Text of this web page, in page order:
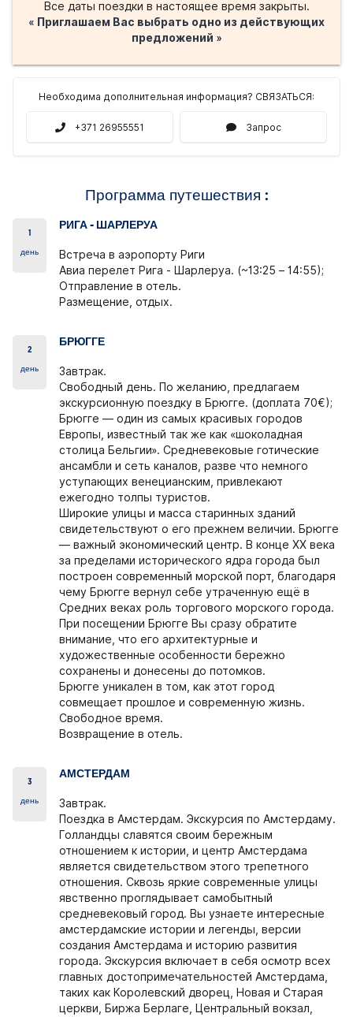
Все даты поездки в настоящее время закрыты.
« Приглашаем Вас выбрать одно из действующих
предложений »
Необходима дополнительная информация? СВЯЗАТЬСЯ:
+371 26955551 Запрос
Программа путешествия :
1
день
РИГА - ШАРЛЕРУА
Встреча в аэропорту Риги
Авиа перелет Рига - Шарлеруа. (~13:25 – 14:55);
Отправление в отель.
Размещение, отдых.
2
день
БРЮГГЕ
Завтрак.
Свободный день. По желанию, предлагаем
экскурсионную поездку в Брюгге. (доплата 70€);
Брюгге — один из самых красивых городов
Европы, известный так же как «шоколадная
столица Бельгии». Средневековые готические
ансамбли и сеть каналов, разве что немного
уступающих венецианским, привлекают
ежегодно толпы туристов.
Широкие улицы и масса старинных зданий
свидетельствуют о его прежнем величии. Брюгге
— важный экономический центр. В конце XX века
за пределами исторического ядра города был
построен современный морской порт, благодаря
чему Брюгге вернул себе утраченную ещё в
Средних веках роль торгового морского города.
При посещении Брюгге Вы сразу обратите
внимание, что его архитектурные и
художественные особенности бережно
сохранены и донесены до потомков.
Брюгге уникален в том, как этот город
совмещает прошлое и современную жизнь.
Свободное время.
Возвращение в отель.
3
день
АМСТЕРДАМ
Завтрак.
Поездка в Амстердам. Экскурсия по Амстердаму.
Голландцы славятся своим бережным
отношением к истории, и центр Амстердама
является свидетельством этого трепетного
отношения. Сквозь яркие современные улицы
явственно проглядывает самобытный
средневековый город. Вы узнаете интересные
амстердамские истории и легенды, версии
создания Амстердама и историю развития
города. Экскурсия включает в себя осмотр всех
главных достопримечательностей Амстердама,
таких как Королевский дворец, Новая и Старая
церкви, Биржа Берлаге, Центральный вокзал,